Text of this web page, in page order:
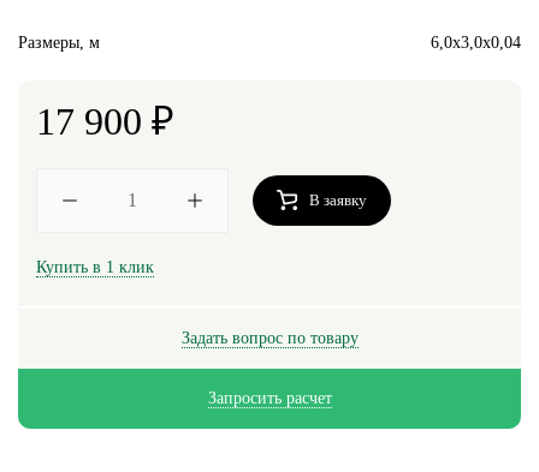
Размеры, м 6,0х3,0х0,04
17 900 ₽
В заявку
Купить в 1 клик
Задать вопрос по товару
Запросить расчет